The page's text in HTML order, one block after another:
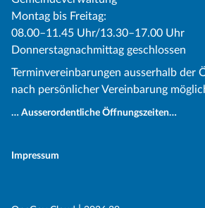
Montag bis Freitag:
08.00–11.45 Uhr/13.30–17.00 Uhr
Donnerstagnachmittag geschlossen
Terminvereinbarungen ausserhalb der
nach persönlicher Vereinbarung
… Ausserordentliche Öffnungszeiten…
Impressum